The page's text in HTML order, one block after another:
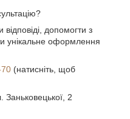
допомогти з
унікальне оформлення
(натисніть, щоб
2